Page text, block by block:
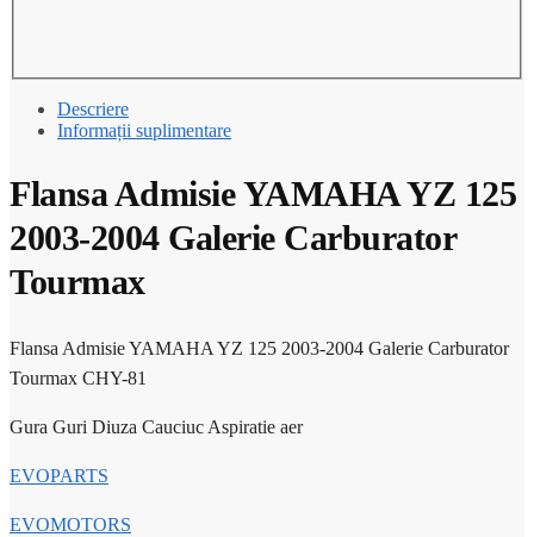
Descriere
Informații suplimentare
Flansa Admisie YAMAHA YZ 125
2003-2004 Galerie Carburator
Tourmax
Flansa Admisie YAMAHA YZ 125 2003-2004 Galerie Carburator
Tourmax CHY-81
Gura Guri Diuza Cauciuc Aspiratie aer
EVOPARTS
EVOMOTORS